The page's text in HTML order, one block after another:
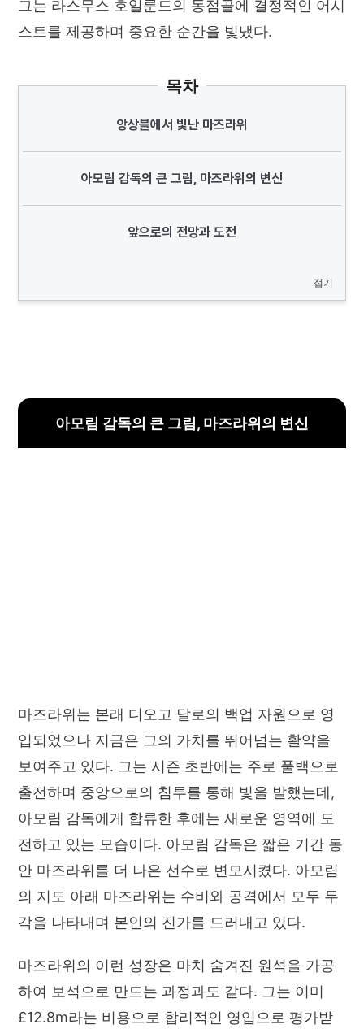
그는 라스무스 호일룬드의 동점골에 결정적인 어시
스트를 제공하며 중요한 순간을 빛냈다.
목차
앙상블에서 빛난 마즈라위
아모림 감독의 큰 그림, 마즈라위의 변신
앞으로의 전망과 도전
접기
아모림 감독의 큰 그림, 마즈라위의 변신
마즈라위는 본래 디오고 달로의 백업 자원으로 영
입되었으나 지금은 그의 가치를 뛰어넘는 활약을
보여주고 있다. 그는 시즌 초반에는 주로 풀백으로
출전하며 중앙으로의 침투를 통해 빛을 발했는데,
아모림 감독에게 합류한 후에는 새로운 영역에 도
전하고 있는 모습이다. 아모림 감독은 짧은 기간 동
안 마즈라위를 더 나은 선수로 변모시켰다. 아모림
의 지도 아래 마즈라위는 수비와 공격에서 모두 두
각을 나타내며 본인의 진가를 드러내고 있다.
마즈라위의 이런 성장은 마치 숨겨진 원석을 가공
하여 보석으로 만드는 과정과도 같다. 그는 이미
£12.8m라는 비용으로 합리적인 영입으로 평가받